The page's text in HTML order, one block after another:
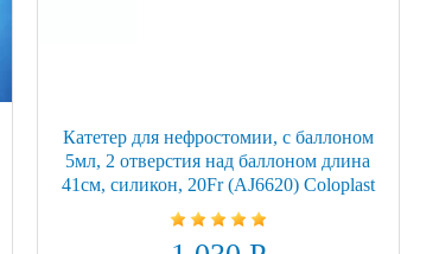
Катетер для нефростомии, с баллоном
5мл, 2 отверстия над баллоном длина
41см, силикон, 20Fr (AJ6620) Coloplast